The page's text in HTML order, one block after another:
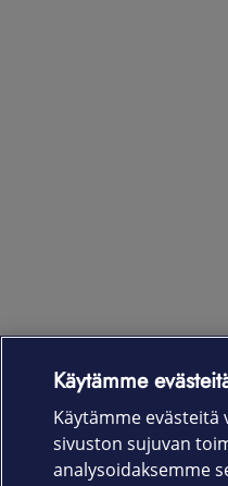
Laitteet & liittymät
Palvelut
Käytämme
Käytämme evästeitä
sivuston sujuvan
analysoidaksemme